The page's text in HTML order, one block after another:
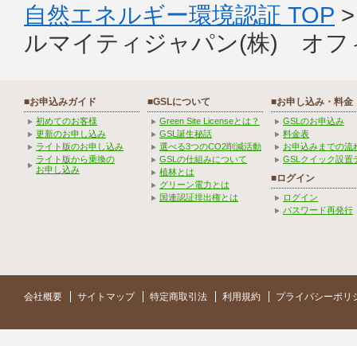
自然エネルギー環境認証 TOP
ルマイティジャパン(株) オフ
■お申込みガイド
初めてのお客様
更新のお申し込み
ライト版のお申し込み
ライト版から乗換の
お申し込み
■GSLについて
Green Site Licenseとは？
GSL誕生秘話
選べる3つのCO2削減活動
GSLの仕組みについて
植林とは
グリーン電力とは
国連認証排出権とは
■お申し込み・料金
GSLのお申込み
料金表
お申込みまでの流
GSLクイック設置
■ログイン
ログイン
パスワード再発行
会社概要 サイトマップ 特定商取引法 利用規約 プライバシーポリ